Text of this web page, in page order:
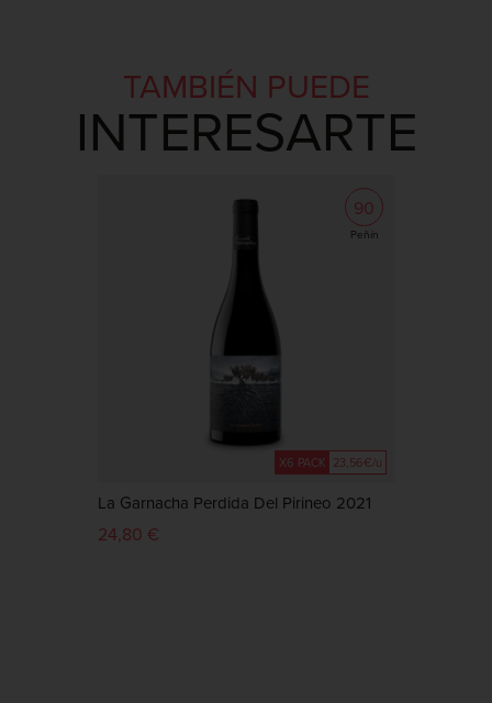
TAMBIÉN PUEDE
INTERESARTE
Peñín
90
X6 PACK 23,56€/u
La Garnacha Perdida Del Pirineo 2021
24,80 €